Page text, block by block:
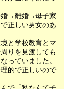
婚→離婚→母子家
正しい男女のあ
と学校教育とマ
りを見渡しても
っていました。
的で正しいので